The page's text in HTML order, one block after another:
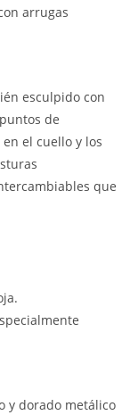
arrugas
esculpido con
de
el cuello y los
que
y dorado metálico